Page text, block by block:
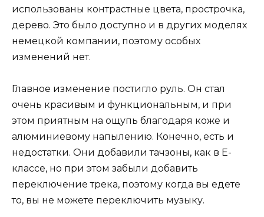
использованы контрастные цвета, прострочка,
дерево. Это было доступно и в других моделях
немецкой компании, поэтому особых
изменений нет.
Главное изменение постигло руль. Он стал
очень красивым и функциональным, и при
этом приятным на ощупь благодаря коже и
алюминиевому напылению. Конечно, есть и
недостатки. Они добавили тачзоны, как в Е-
классе, но при этом забыли добавить
переключение трека, поэтому когда вы едете
то, вы не можете переключить музыку.